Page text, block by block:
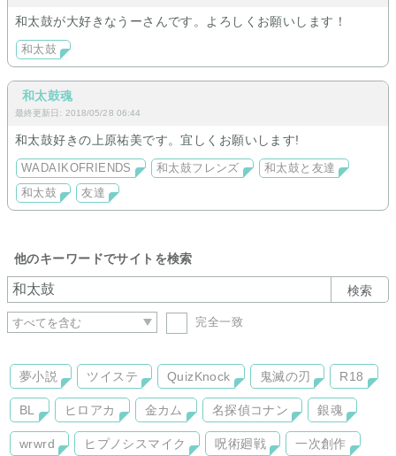
和太鼓が大好きなうーさんです。よろしくお願いします！
和太鼓
和太鼓魂
最終更新日: 2018/05/28 06:44
和太鼓好きの上原祐美です。宜しくお願いします!
WADAIKOFRIENDS 和太鼓フレンズ
和太鼓と友達
和太鼓
友達
他のキーワードでサイトを検索
検索
完全一致
夢小説 ツイステ QuizKnock 鬼滅の刃 R18
BL ヒロアカ 金カム 名探偵コナン 銀魂
wrwrd ヒプノシスマイク 呪術廻戦 一次創作